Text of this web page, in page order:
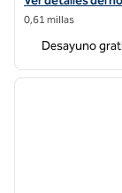
0,61 millas
Desayuno
1 de 12